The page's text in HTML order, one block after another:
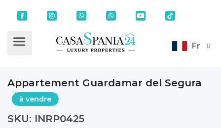
Fr
Appartement Guardamar del Segura
à vendre
SKU: INRP0425